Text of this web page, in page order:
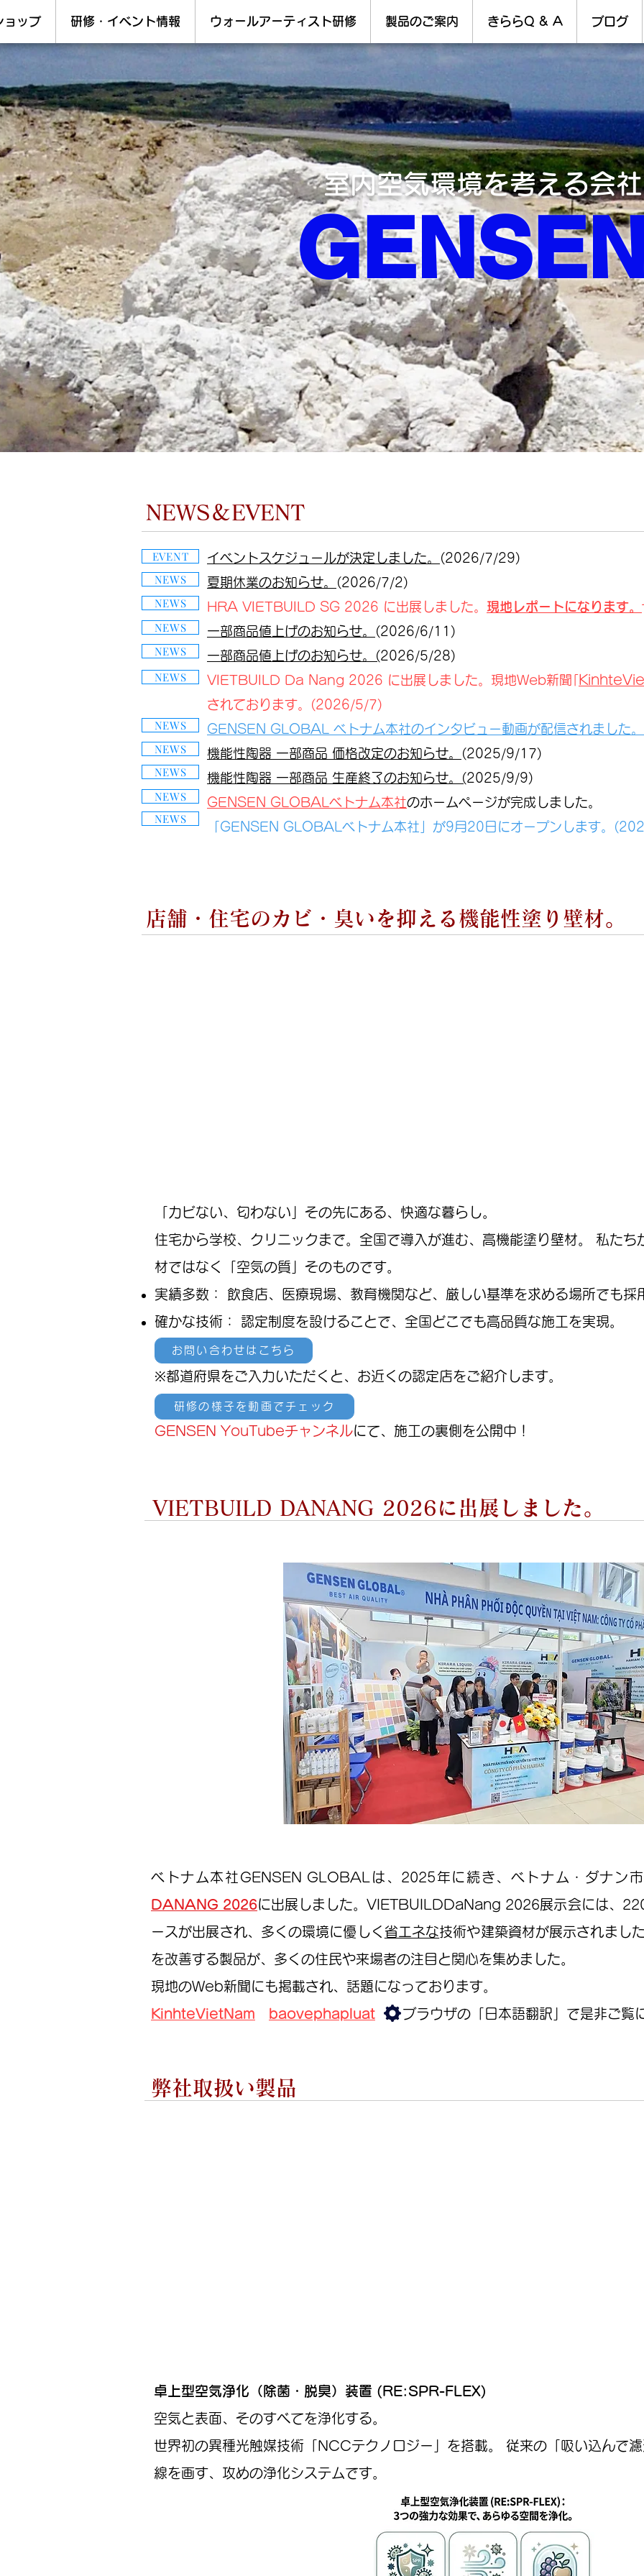
ョップ 研修・イベント情報 ウォールアーティスト研修 製品のご案内 きららQ & A ブログ
室内空気環境を考える会社
NEWS＆EVENT
EVENT
NEWS
NEWS
NEWS
NEWS
NEWS
NEWS
NEWS
NEWS
NEWS
NEWS
イベントスケジュールが決定しました。
(2026/7/29)
夏期休業のお知らせ。
(2026/7/2)
HRA VIETBUILD SG 2026 に出展しました。 現地レポートになります。
一部商品値上げのお知らせ。
(2026/6/11)
​一部商品値上げのお知らせ。(2026/5/28)
VIETBUILD Da Nang 2026 に出展しました。現地Web新聞
されております。(2026/5/7)
GENSEN GLOBAL ベトナム本社のインタビュー動画が配信されました。
機能性陶器 一部商品 価格改定のお知らせ。
(2025/9/17)
機能性陶器 一部商品 生産終了のお知らせ。(2025/9/9)
GENSEN GLOBALベトナム本社のホームページが完成しました。
「GENSEN GLOBALベトナム本社」が9月20日にオープンします。
店舗・住宅のカビ・臭いを抑える機能性塗り壁材。
「カビない、匂わない」その先にある、快適な暮らし。
住宅から学校、クリニックまで。全国で導入が進む、高機能塗り壁材。 私たち
材ではなく「空気の質」そのものです。
実績多数： 飲食店、医療現場、教育機関など、厳しい基準を求める場所でも採
確かな技術： 認定制度を設けることで、全国どこでも高品質な施工を実現。
※都道府県をご入力いただくと、お近くの認定店をご紹介します。
GENSEN YouTubeチャンネルにて、施工の裏側を公開中！
お問い合わせはこちら
研修の様子を動画でチェック
VIETBUILD DANANG 2026に出展しました。
ベトナム本社GENSEN GLOBALは、2025年に続き、ベトナム・ダナン
DANANG 2026に出展しました。VIETBUILDDaNang 2026展示会には、
ースが出展され、多くの環境に優しく 省エネな技術や建築資材が展示されまし
を改善する製品が、多くの住民や来場者の注目と関心を集めました。
​現地のWeb新聞にも掲載され、話題になっております。
KinhteVietNam
baovephapluat ブラウザの「日本語翻訳」で是非ご覧
弊社取扱い製品
卓上型空気浄化（除菌・脱臭）装置 (RE:SPR-FLEX)
空気と表面、そのすべてを浄化する。
世界初の異種光触媒技術「NCCテクノロジー」を搭載。 従来の「吸い込んで
線を画す、攻めの浄化システムです。